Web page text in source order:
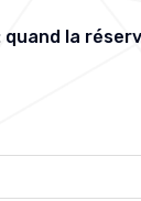
quand la